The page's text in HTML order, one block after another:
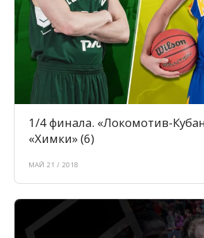
1/4 финала. «Локомотив-
«Химки» (6)
МАЙ 21 / 2018